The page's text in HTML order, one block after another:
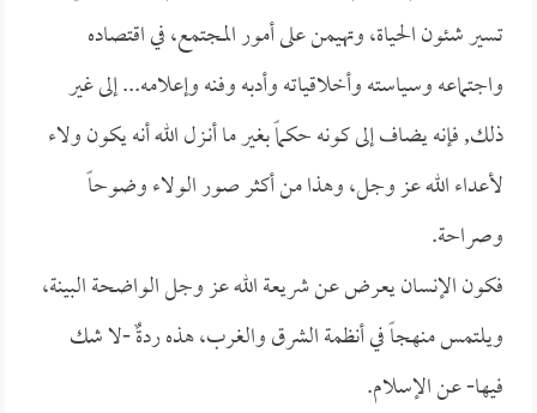
تسير شئون الحياة، وتهيمن على أمور المجتمع، في اقتصاده
واجتماعه وسياسته وأخلاقياته وأدبه وفنه وإعلامه... إلى غير
ذلك, فإنه يضاف إلى كونه حكماً بغير ما أنـزل الله أنه يكون ولاء
لأعداء الله عز وجل، وهذا من أكثر صور الولاء وضوحاً
وصراحة.
فكون الإنسان يعرض عن شريعة الله عز وجل الواضحة البينة،
ويلتمس منهجاً في أنظمة الشرق والغرب، هذه ردةٌ -لا شك
فيها- عن الإسلام.